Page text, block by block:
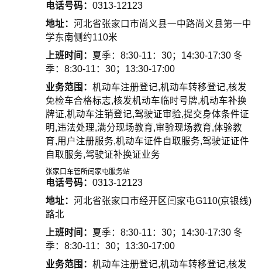
电话号码： 0313-12123
地址： 河北省张家口市尚义县一中路尚义县第一中
学东南侧约110米
上班时间： 夏季：8:30-11：30；14:30-17:30 冬
季：8:30-11：30；13:30-17:00
业务范围： 机动车注册登记,机动车转移登记,核发
免检车合格标志,核发机动车临时号牌,机动车补换
牌证,机动车注销登记,驾驶证审验,提交身体条件证
明,违法处理,满分现场教育,审验现场教育,体验教
育,用户注册服务,机动车证件自取服务,驾驶证证件
自取服务,驾驶证补换证业务
张家口车管所闫家屯服务站
电话号码： 0313-12123
地址： 河北省张家口市经开区闫家屯G110(京银线)
路北
上班时间： 夏季：8:30-11：30；14:30-17:30 冬
季：8:30-11：30；13:30-17:00
业务范围： 机动车注册登记,机动车转移登记,核发